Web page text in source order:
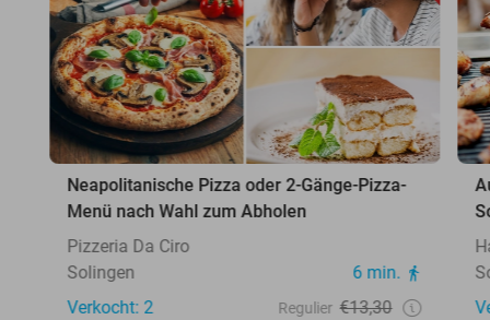
Neapolitanische Pizza oder 2-Gänge-Pizza-
Menü nach Wahl zum Abholen
Pizzeria Da Ciro
Solingen
6 min.
Verkocht: 2
Regulier €13,30